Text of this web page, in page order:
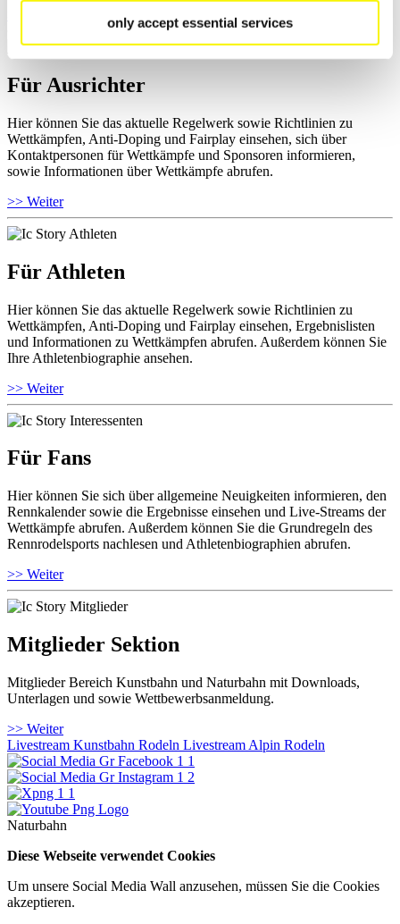
only accept essential services
Für Ausrichter
Hier können Sie das aktuelle Regelwerk sowie Richtlinien zu
Wettkämpfen, Anti-Doping und Fairplay einsehen, sich über
Kontaktpersonen für Wettkämpfe und Sponsoren informieren,
sowie Informationen über Wettkämpfe abrufen.
>> Weiter
Für Athleten
Hier können Sie das aktuelle Regelwerk sowie Richtlinien zu
Wettkämpfen, Anti-Doping und Fairplay einsehen, Ergebnislisten
und Informationen zu Wettkämpfen abrufen. Außerdem können Sie
Ihre Athletenbiographie ansehen.
>> Weiter
Für Fans
Hier können Sie sich über allgemeine Neuigkeiten informieren, den
Rennkalender sowie die Ergebnisse einsehen und Live-Streams der
Wettkämpfe abrufen. Außerdem können Sie die Grundregeln des
Rennrodelsports nachlesen und Athletenbiographien abrufen.
>> Weiter
Mitglieder Sektion
Mitglieder Bereich Kunstbahn und Naturbahn mit Downloads,
Unterlagen und sowie Wettbewerbsanmeldung.
>> Weiter
Livestream Kunstbahn Rodeln Livestream Alpin Rodeln
Naturbahn
Diese Webseite verwendet Cookies
Um unsere Social Media Wall anzusehen, müssen Sie die Cookies
akzeptieren.